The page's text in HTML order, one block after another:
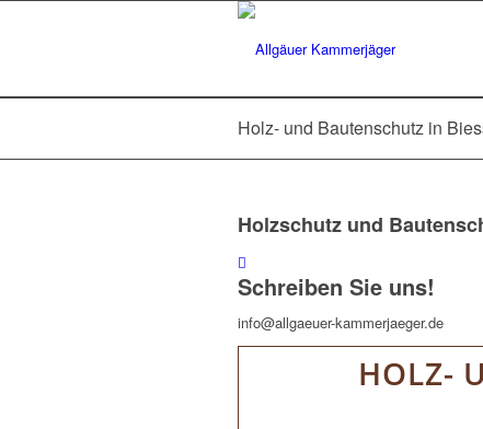
Holz- und Bautenschutz in
Holzschutz und
Schreiben Sie uns!
info@allgaeuer-kammerjaeger.de
HOLZ-